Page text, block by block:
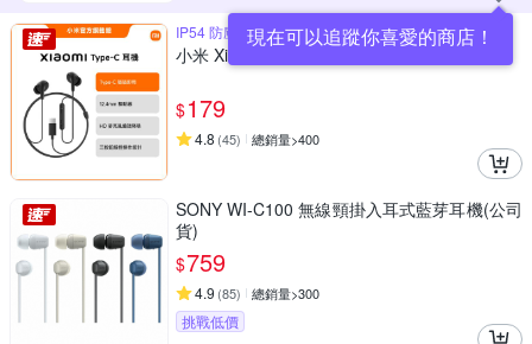
現在可以追蹤你喜愛的商店！
IP54 防塵防水等級
小米 Xiaomi Type-C 耳機 官方旗艦館
$179
4.8 (45) 總銷量>400
SONY WI-C100 無線頸掛入耳式藍芽耳機(公司
貨)
$759
4.9 (85) 總銷量>300
挑戰低價